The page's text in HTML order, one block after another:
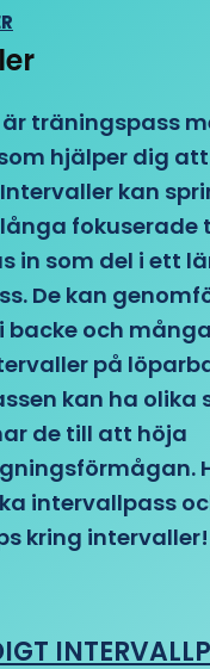
träningspass
hjälper dig
kan
fokuserade
in som del i ett
De kan
backe och
på
kan ha olika
de till att höja
intervallpass
kring intervaller!